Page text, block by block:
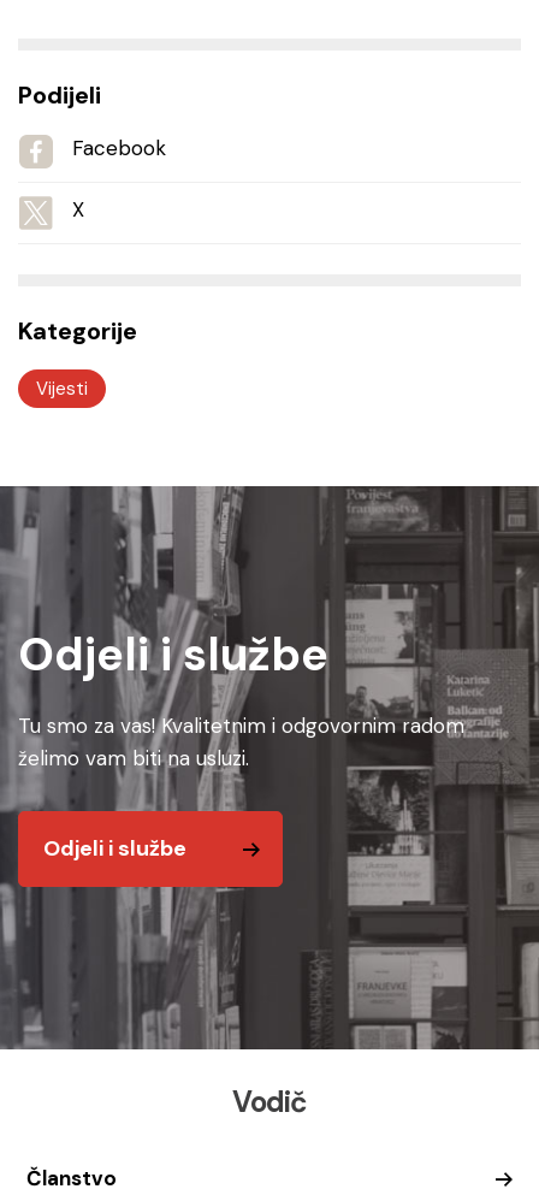
Podijeli
Facebook
X
Kategorije
Vijesti
Odjeli i službe
Tu smo za vas! Kvalitetnim i odgovornim radom
želimo vam biti na usluzi.
Odjeli i službe
Vodič
Članstvo